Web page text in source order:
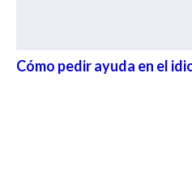
Cómo pedir ayuda en el